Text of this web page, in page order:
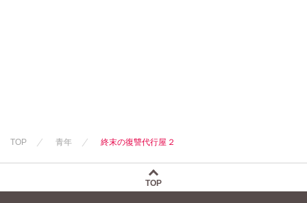
TOP 青年 終末の復讐代行屋２
TOP